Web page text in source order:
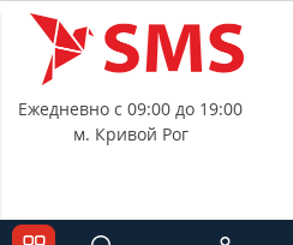
Ежедневно с 09:00 до 19:00
м. Кривой Рог